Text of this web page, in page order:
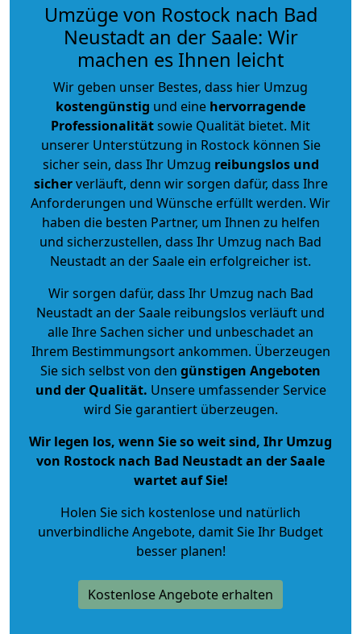
Umzüge von Rostock nach Bad
Neustadt an der Saale: Wir
machen es Ihnen leicht
Wir geben unser Bestes, dass hier Umzug
kostengünstig und eine hervorragende
Professionalitätsowie Qualität bietet. Mit
unserer Unterstützung in Rostock können Sie
sicher sein, dass Ihr Umzug reibungslos und
sicherverläuft, denn wir sorgen dafür, dass Ihre
Anforderungen und Wünsche erfüllt werden. Wir
haben die besten Partner, um Ihnen zu helfen
und sicherzustellen, dass Ihr Umzug nach Bad
Neustadt an der Saale ein erfolgreicher ist.
Wir sorgen dafür, dass Ihr Umzug nach Bad
Neustadt an der Saale reibungslos verläuft und
alle Ihre Sachen sicher und unbeschadet an
Ihrem Bestimmungsort ankommen. Überzeugen
Sie sich selbst von den günstigen Angeboten
und der Qualität. Unsere umfassender Service
wird Sie garantiert überzeugen.
Wir legen los, wenn Sie so weit sind, Ihr Umzug
von Rostock nach Bad Neustadt an der Saale
wartet auf Sie!
Holen Sie sich kostenlose und natürlich
unverbindliche Angebote, damit Sie Ihr Budget
besser planen!
Kostenlose Angebote erhalten